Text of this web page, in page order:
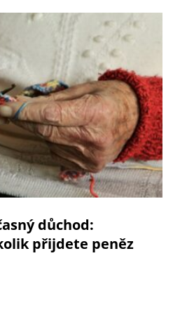
důchod:
přijdete peněz